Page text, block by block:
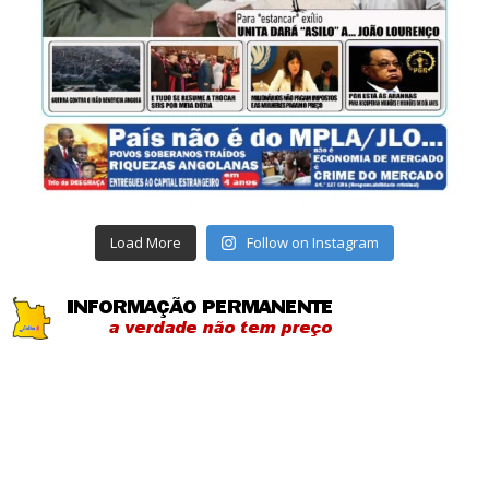
Load More Follow on Instagram